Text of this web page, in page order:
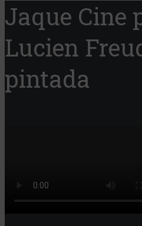
Jaque Cine
Lucien
pintada